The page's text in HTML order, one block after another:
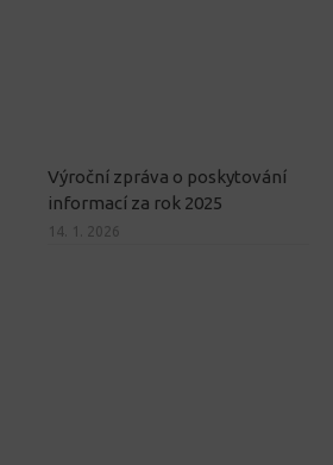
Výroční zpráva o poskytování
informací za rok 2025
14. 1. 2026